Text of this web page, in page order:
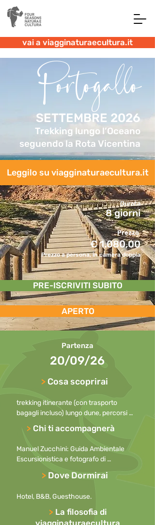
vai a viagginaturaecultura.it
Portogallo
SETTEMBRE 2026
Trekking lungo l’Oceano
seguendo la Rota Vicentina
Leggilo su viagginaturaecultura.it
Durata
8 giorni
Prezzo
€ 1.080,00
Prezzo a persona, in camera doppia
PRE-ISCRIVITI SUBITO
APERTO
Partenza
20/09/26
> Cosa scoprirai
trekking itinerante (con trasporto
bagagli incluso) lungo dune, percorsi
sabbiosi, passerelle di legno e
suggestive scogliere; i sentieri non
percorrono lunghi tratti sulle dune che
possono rallentare l’andatura
> Chi ti accompagnerà
Manuel Zucchini: Guida Ambientale
Escursionistica e fotografo di
con grande successo i campi WWF nel
Competenze: Fotografia Naturalistica.
Iscritto nel Registro Italiano Guide
Ambientali Escursionistiche
> Dove Dormirai
Hotel, B&B, Guesthouse.
> La filosofia di
viagginaturaecultura